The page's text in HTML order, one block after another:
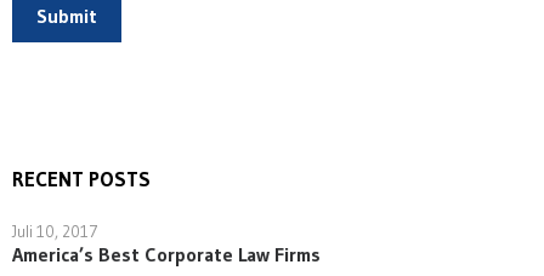
Submit
RECENT POSTS
Juli 10, 2017
America’s Best Corporate Law Firms